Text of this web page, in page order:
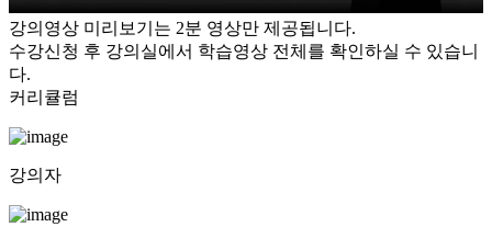
강의영상 미리보기는 2분 영상만 제공됩니다.
수강신청 후 강의실에서 학습영상 전체를 확인하실 수 있습니
다.
커리큘럼
강의자